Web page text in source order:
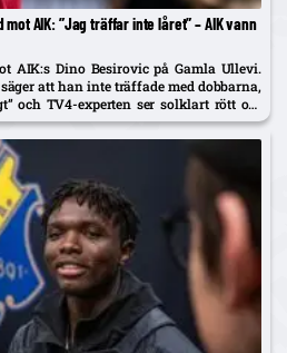
AIK: ”Jag träffar inte låret” – AIK vann
AIK:s Dino Besirovic på Gamla Ullevi.
att han inte träffade med dobbarna,
och TV4-experten ser solklart rött om